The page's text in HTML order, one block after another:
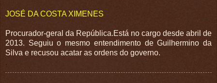
JOSÉ DA COSTA XIMENES
Procurador-geral da República.Está no cargo desde abril de
2013. Seguiu o mesmo entendimento de Guilhermino da
Silva e recusou acatar as ordens do governo.
.